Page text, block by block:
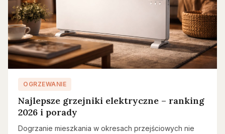
OGRZEWANIE
Najlepsze grzejniki elektryczne – ranking
2026 i porady
Dogrzanie mieszkania w okresach przejściowych nie